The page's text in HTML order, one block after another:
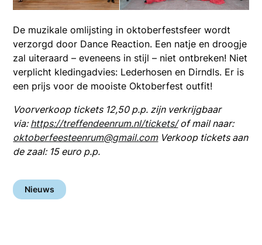
De muzikale omlijsting in oktoberfestsfeer wordt
verzorgd door Dance Reaction. Een natje en droogje
zal uiteraard – eveneens in stijl – niet ontbreken! Niet
verplicht kledingadvies: Lederhosen en Dirndls. Er is
een prijs voor de mooiste Oktoberfest outfit!
Voorverkoop tickets 12,50 p.p. zijn verkrijgbaar
via: https://treffendeenrum.nl/tickets/of mail naar:
oktoberfeesteenrum@gmail.com Verkoop tickets aan
de zaal: 15 euro p.p.
Nieuws